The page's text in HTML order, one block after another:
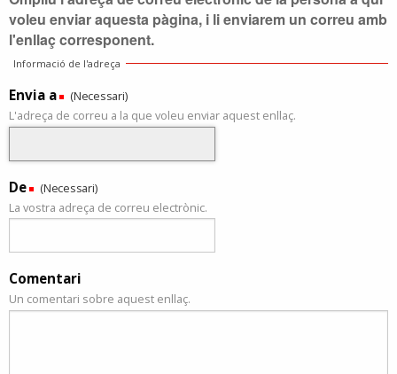
voleu enviar aquesta pàgina, i li enviarem un correu amb
l'enllaç corresponent.
Informació de l'adreça
Envia a
(Necessari)
L'adreça de correu a la que voleu enviar aquest enllaç.
De
(Necessari)
La vostra adreça de correu electrònic.
Comentari
Un comentari sobre aquest enllaç.